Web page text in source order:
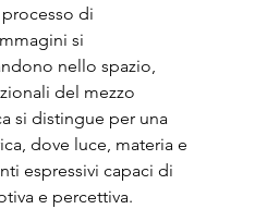
di
si
nello spazio,
del mezzo
si distingue per una
dove luce, materia e
espressivi capaci di
e percettiva.